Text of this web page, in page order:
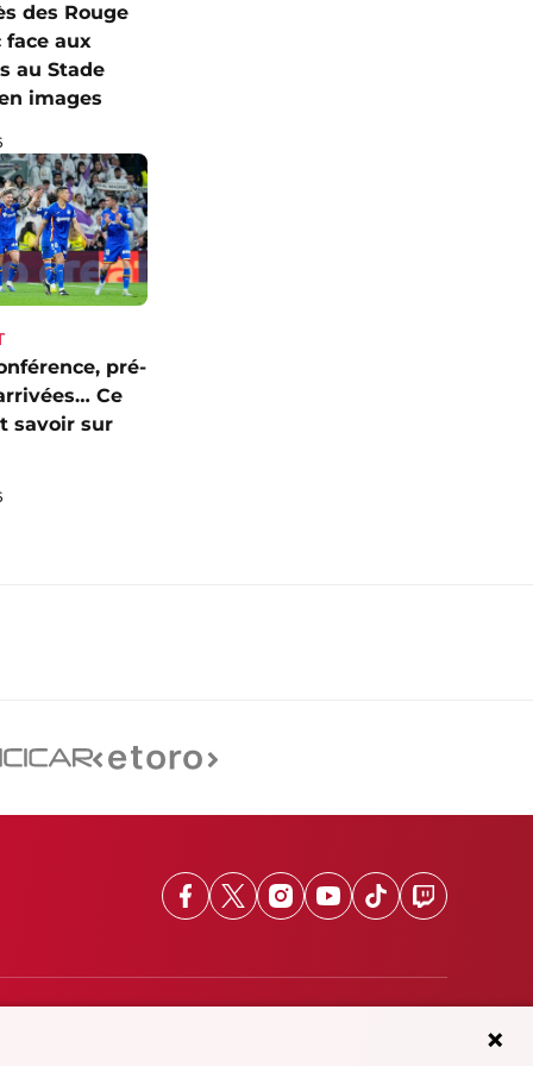
des Rouge
face aux
au Stade
images
pré-
Ce
savoir sur
Facebook
X Instagram
Youtube
TikTokTwitch